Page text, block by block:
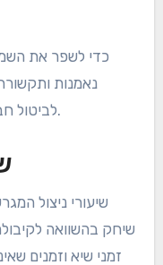
כדי לשפר את
נאמנות
לביטול חברות יכולה גם לספק תובנות לשיפור.
שיעורי ניצול
שיחק בהשוואה